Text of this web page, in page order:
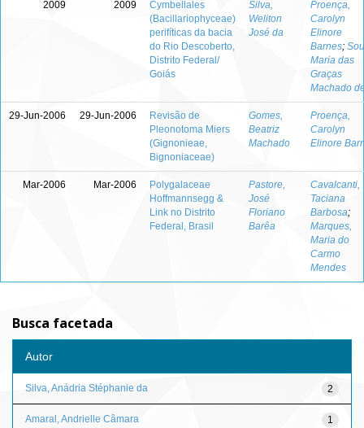
2009 2009
Cymbellales
(Bacillariophyceae)
perifíticas da bacia
do Rio Descoberto,
Distrito Federal/
Goiás
Silva,
Weliton
José da
Proença,
Carolyn
Elinore
Barnes;
Maria das
Graças
Machado
29-Jun-2006 29-Jun-2006
Revisão de
Pleonotoma Miers
(Gignonieae,
Bignoniaceae)
Gomes,
Beatriz
Machado
Proença,
Carolyn
Elinore
Mar-2006 Mar-2006
Polygalaceae
Hoffmannsegg &
Link no Distrito
Federal, Brasil
Pastore,
José
Floriano
Barêa
Cavalcanti,
Taciana
Barbosa;
Marques,
Maria do
Carmo
Mendes
Busca facetada
Autor
2
Silva, Anádria Stéphanie da
1
Amaral, Andrielle Câmara